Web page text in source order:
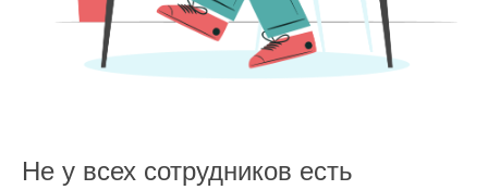
Не у всех сотрудников есть